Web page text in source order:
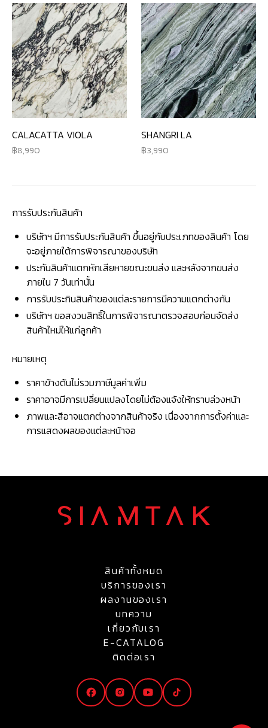
CALACATTA VIOLA
8,990
SHANGRI LA
3,990
การรับประกันสินค้า
บริษัทฯ มีการรับประกันสินค้า ขึ้นอยู่กับประเภทของสินค้า โดย
จะอยู่ภายใต้การพิจารณาของบริษัท
ประกันสินค้าแตกหักเสียหายขณะขนส่ง และหลังจากขนส่ง
ภายใน 7 วันเท่านั้น
การรับประกินสินค้าของแต่ละรายการมีความแตกต่างกัน
บริษัทฯ ขอสงวนสิทธิ์ในการพิจารณาตรวจสอบก่อนจัดส่ง
สินค้าใหม่ให้แก่ลูกค้า
หมายเหตุ
ราคาข้างต้นไม่รวมภาษีมูลค่าเพิ่ม
ราคาอาจมีการเปลี่ยนแปลงโดยไม่ต้องแจ้งให้ทราบล่วงหน้า
ภาพและสีอาจแตกต่างจากสินค้าจริง เนื่องจากการตั้งค่าและ
การแสดงผลของแต่ละหน้าจอ
สินค้าทั้งหมด
บริการของเรา
ผลงานของเรา
บทความ
เกี่ยวกับเรา
E-CATALOG
ติดต่อเรา